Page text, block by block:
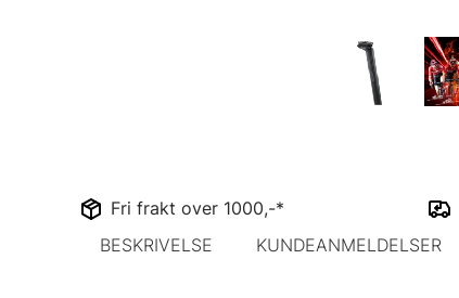
Fri frakt over 1000,-*
BESKRIVELSE
KUNDEANMELDELSER